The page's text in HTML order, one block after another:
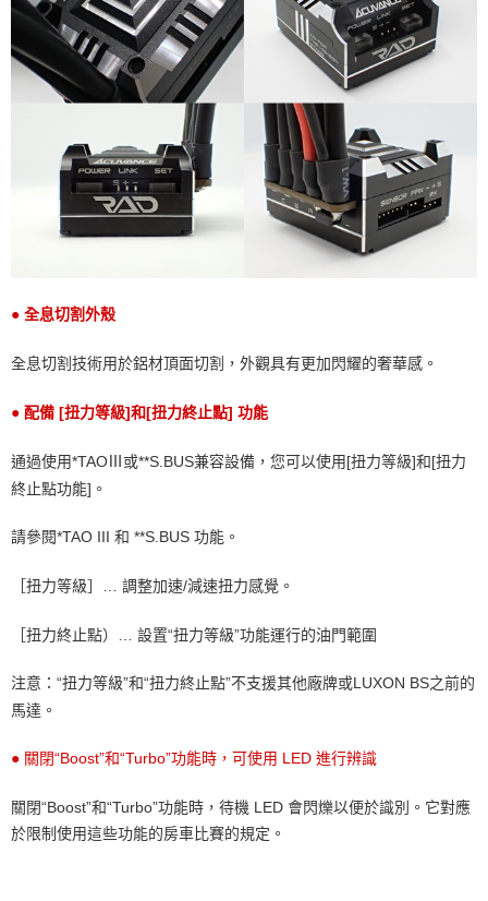
● 全息切割外殼
全息切割技術用於鋁材頂面切割，外觀具有更加閃耀的奢華感。
● 配備 [扭力等級]和[扭力終止點] 功能
通過使用*TAOⅢ或**S.BUS兼容設備，您可以使用[扭力等級]和[扭力
終止點功能] 。
請參閱*TAO III 和 **S.BUS 功能。
［扭力等級］… 調整加速/減速扭力感覺。
［扭力終止點）… 設置“扭力等級”功能運行的油門範圍
注意：“扭力等級”和“扭力終止點”不支援其他廠牌或LUXON BS之前的
馬達。
● 關閉“Boost”和“Turbo”功能時，可使用 LED 進行辨識
關閉“Boost”和“Turbo”功能時，待機 LED 會閃爍以便於識別。它對應
於限制使用這些功能的房車比賽的規定。